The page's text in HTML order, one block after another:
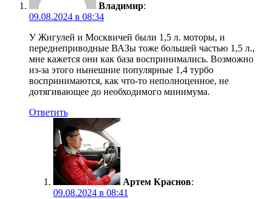
Владимир:
09.08.2024 в 08:34
У Жигулей и Москвичей были 1,5 л. моторы, и
переднеприводные ВАЗы тоже большей частью 1,5 л.,
мне кажется они как база воспринимались. Возможно
из-за этого нынешние популярные 1,4 турбо
воспринимаются, как что-то неполноценное, не
дотягивающее до необходимого минимума.
Ответить
Артем Краснов:
09.08.2024 в 08:41